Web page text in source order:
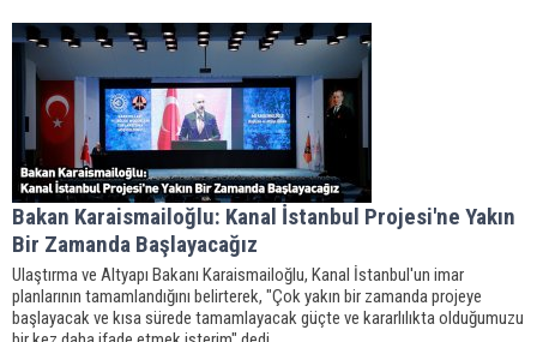
Bakan Karaismailoğlu: Kanal İstanbul Projesi'ne Yakın
Bir Zamanda Başlayacağız
Ulaştırma ve Altyapı Bakanı Karaismailoğlu, Kanal İstanbul'un imar
planlarının tamamlandığını belirterek, "Çok yakın bir zamanda projeye
başlayacak ve kısa sürede tamamlayacak güçte ve kararlılıkta olduğumuzu